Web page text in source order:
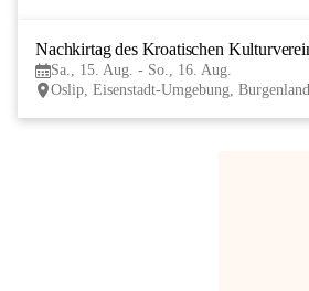
Nachkirtag des Kroatischen
Sa., 15. Aug. - So., 16. Aug.
Oslip, Eisenstadt-Umgebung,